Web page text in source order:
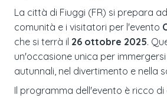
La città di Fiuggi (FR) si prepara
comunità e i visitatori per l'evento
che si terrà il 26 ottobre 2025.
un'occasione unica per
autunnali, nel divertimento e nella
Il programma dell'evento è ricco